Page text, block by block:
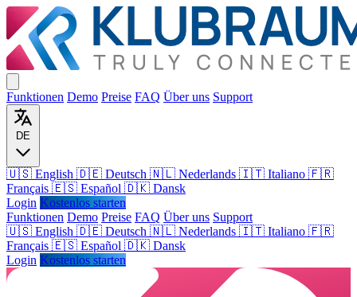
Funktionen Demo Preise FAQ Über uns Support
DE
🇺🇸 English 🇩🇪 Deutsch 🇳🇱 Nederlands 🇮🇹 Italiano 🇫🇷
Français 🇪🇸 Español 🇩🇰 Dansk
Login Kostenlos starten
Funktionen Demo Preise FAQ Über uns Support
🇺🇸 English 🇩🇪 Deutsch 🇳🇱 Nederlands 🇮🇹 Italiano 🇫🇷
Français 🇪🇸 Español 🇩🇰 Dansk
Login Kostenlos starten